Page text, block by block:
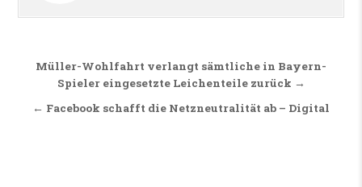
Beitragsnavigation
Müller-Wohlfahrt verlangt sämtliche in Bayern-
Spieler eingesetzte Leichenteile zurück →
← Facebook schafft die Netzneutralität ab – Digital